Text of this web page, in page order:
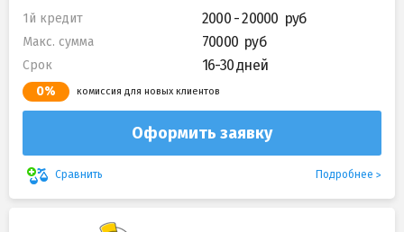
1й кредит 2000 - 20000
Макс. сумма 70000
Срок 16-30 дней
0% комиссия для новых клиентов
Оформить заявку
Сравнить Подробнее